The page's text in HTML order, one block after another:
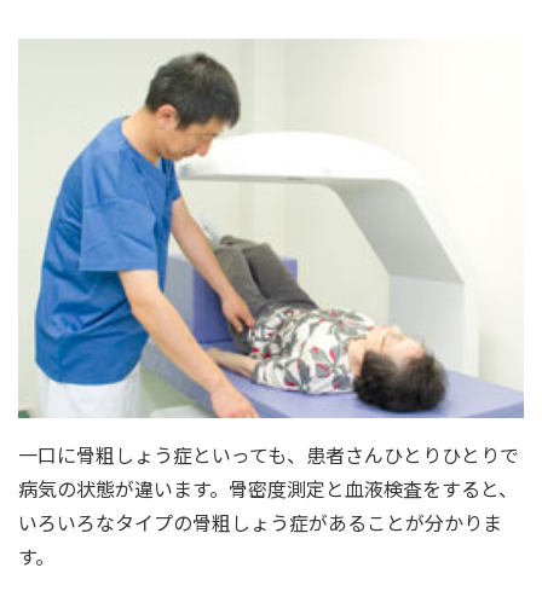
一口に骨粗しょう症といっても、患者さんひとりひとりで
病気の状態が違います。骨密度測定と血液検査をすると、
いろいろなタイプの骨粗しょう症があることが分かりま
す。